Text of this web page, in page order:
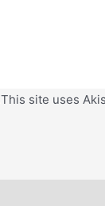
This site uses